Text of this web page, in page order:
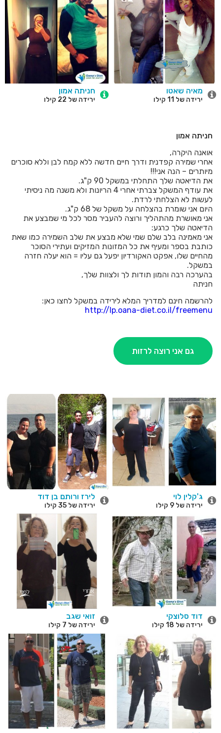
מאיה שאטו
ירידה של 11 קילו
חניתה אמון
ירידה של 22 קילו
חניתה אמון
אואנה היקרה,
אחרי שמירה קפדנית ודרך חיים חדשה ללא קמח לבן וללא סוכרים
מיותרים – הנה אני!!!
את הדיאטה שלך התחלתי במשקל 90 ק"ג.
את עודף המשקל צברתי אחרי 4 הריונות ולא משנה מה ניסיתי
לעשות לא הצלחתי לרדת.
היום אני שומרת בהצלחה על משקל של 68 ק"ג.
אני מאושרת מהתהליך ורוצה להעביר מסר לכל מי שמבצע את
הדיאטה שלך כרגע:
אני מאמינה בלב שלם שמי שלא מבצע את שלב השמירה כמו שאת
כותבת בספר ומעיף את כל המזונות המזיקים ועתירי הסוכר
מהחיים שלו, אפקט האקורדיון יפעל גם עליו = הוא יעלה חזרה
במשקל.
בהערכה רבה והמון תודות לך ולצוות שלך,
חניתה
להרשמה חינם למדריך המלא לירידה במשקל לחצו כאן:
http://lp.oana-diet.co.il/freemenu
גם אני רוצה לרזות
ג'קלין לוי
ירידה של 9 קילו
לירז ורותם בן דוד
ירידה של 35 קילו
דוד סלוצקי
ירידה של 18 קילו
זואי שגב
ירידה של 7 קילו